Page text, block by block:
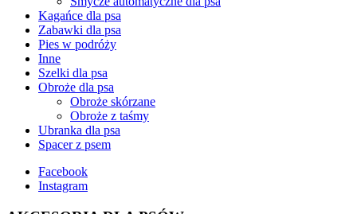
Kagańce dla psa
Zabawki dla psa
Pies w podróży
Inne
Szelki dla psa
Obroże dla psa
Obroże skórzane
Obroże z taśmy
Ubranka dla psa
Spacer z psem
Facebook
Instagram